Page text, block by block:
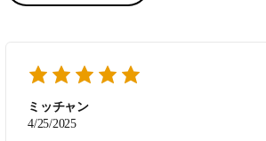
ミッチャン
4/25/2025